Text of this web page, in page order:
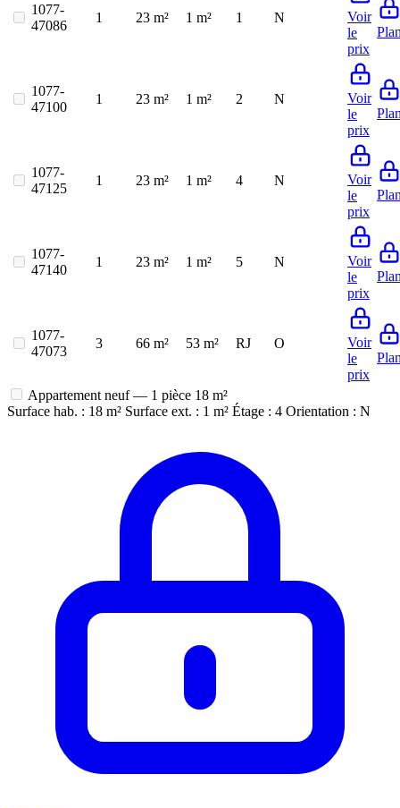
1077-
47086
1 23 m² 1 m² 1 N
Voir
le
prix
1077-
47100
1 23 m² 1 m² 2 N
Voir
le
prix
1077-
47125
1 23 m² 1 m² 4 N
Voir
le
prix
1077-
47140
1 23 m² 1 m² 5 N
Voir
le
prix
1077-
47073
3 66 m² 53 m² RJ O
Voir
le
prix
Appartement neuf — 1 pièce 18 m²
Surface hab. : 18 m² Surface ext. : 1 m² Étage : 4 Orientation : N